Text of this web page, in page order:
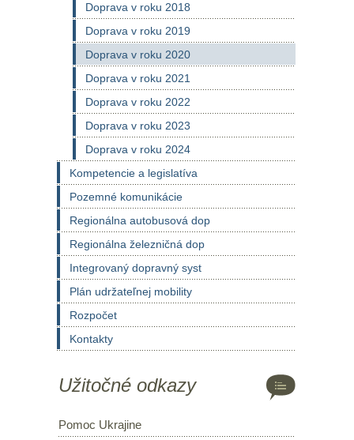
Doprava v roku 2018
Doprava v roku 2019
Doprava v roku 2020
Doprava v roku 2021
Doprava v roku 2022
Doprava v roku 2023
Doprava v roku 2024
Kompetencie a legislatíva
Pozemné komunikácie
Regionálna autobusová dop
Regionálna železničná dop
Integrovaný dopravný syst
Plán udržateľnej mobility
Rozpočet
Kontakty
Užitočné odkazy
Pomoc Ukrajine